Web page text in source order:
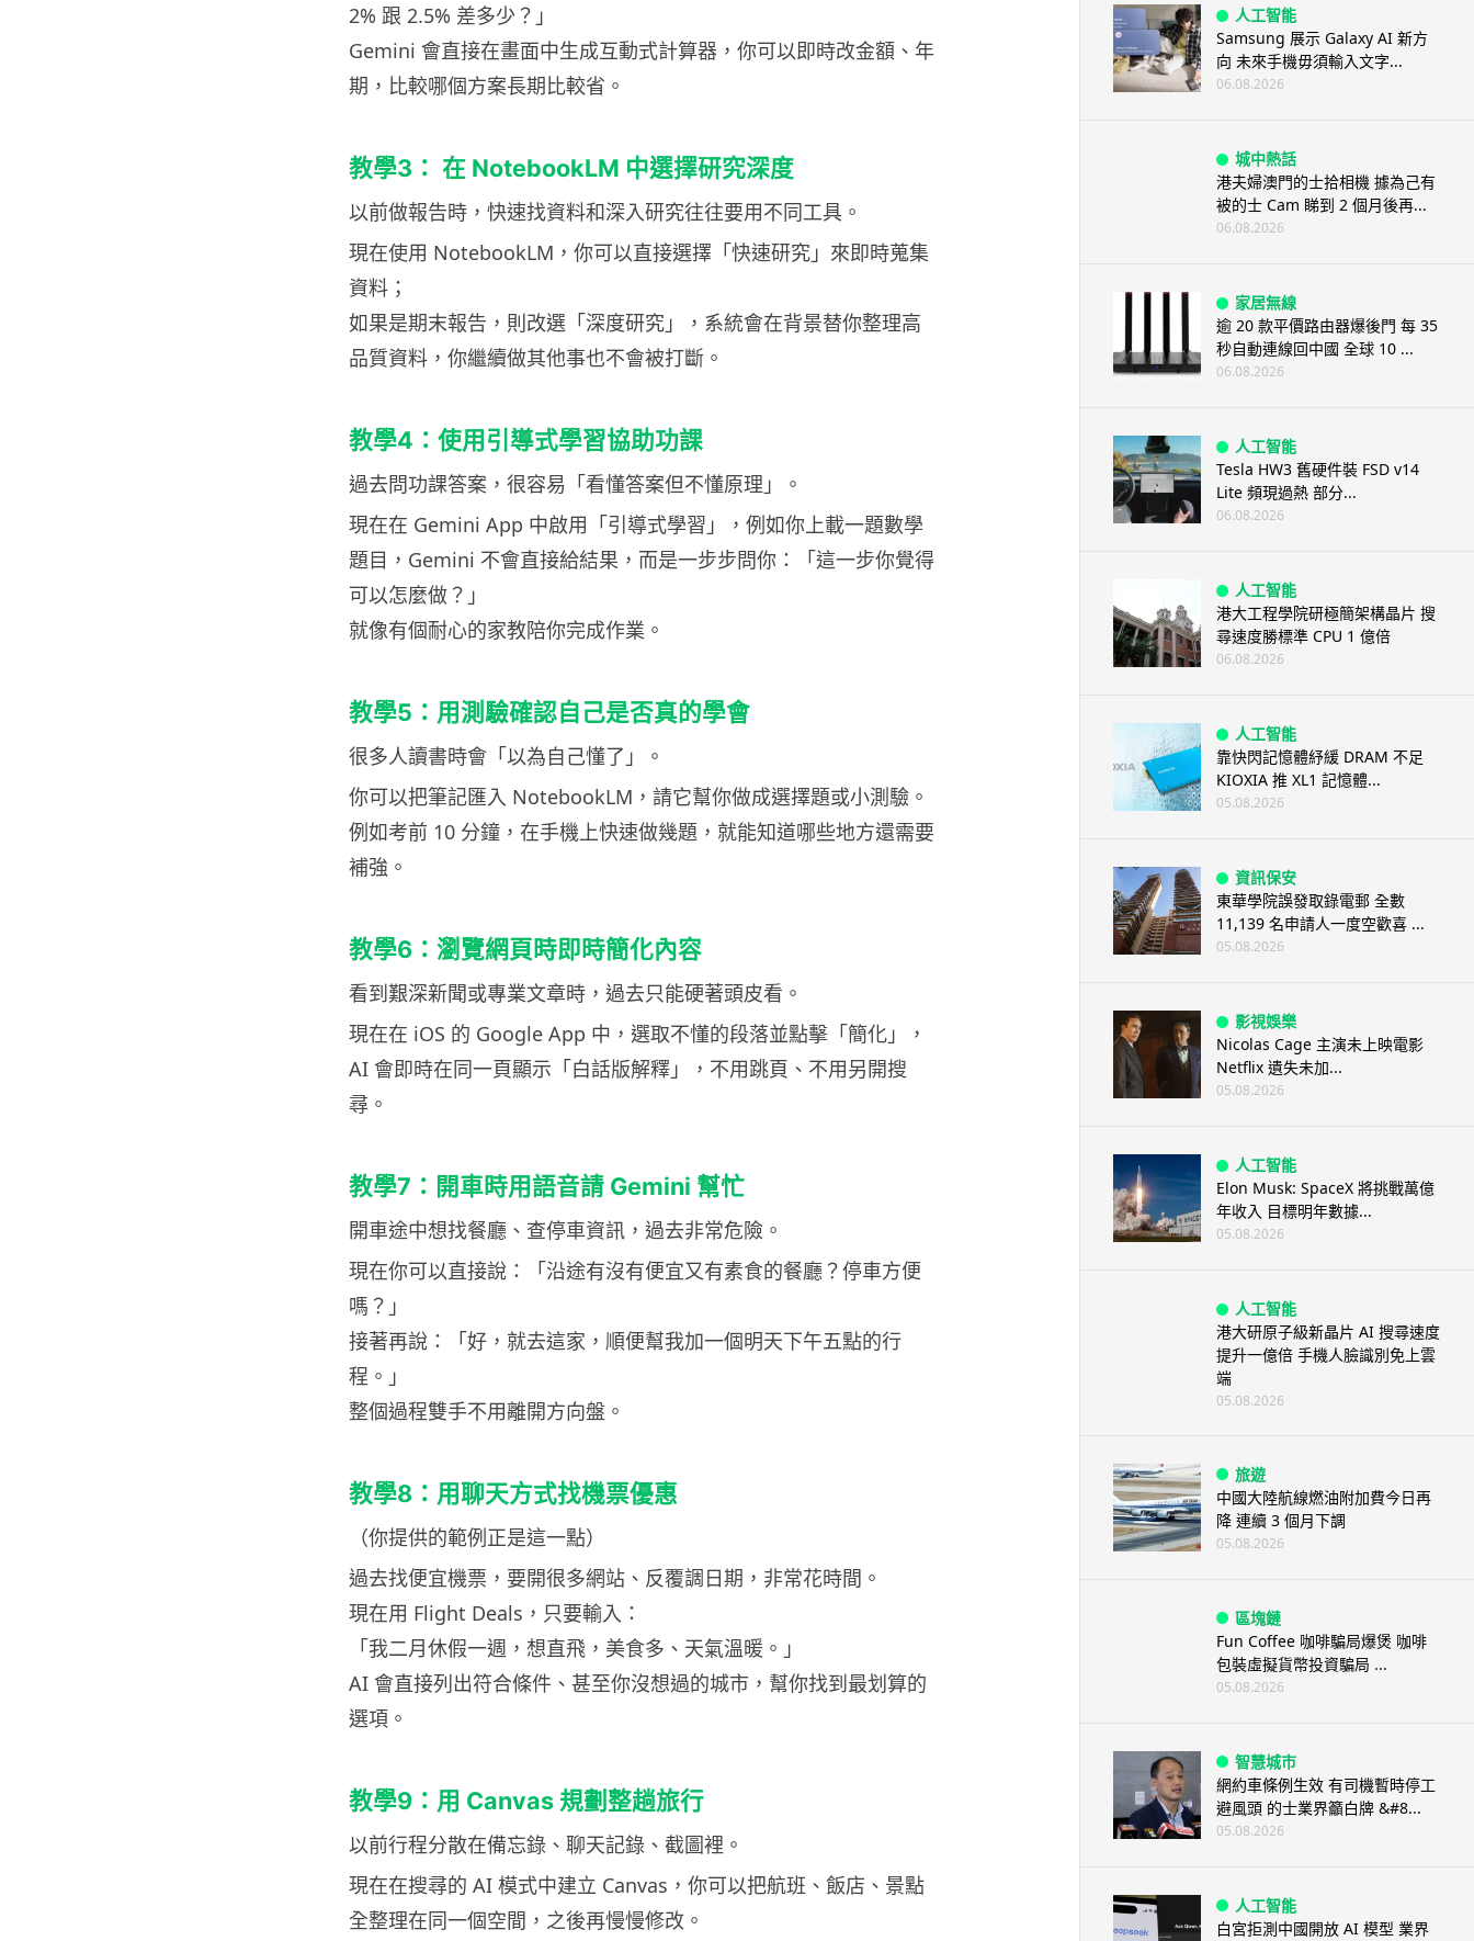
2% 跟 2.5% 差多少？」
Gemini 會直接在畫面中生成互動式計算器，你可以即時改金額、年
期，比較哪個方案長期比較省。
教學3： 在 NotebookLM 中選擇研究深度
以前做報告時，快速找資料和深入研究往往要用不同工具。
現在使用 NotebookLM，你可以直接選擇「快速研究」來即時蒐集
資料；
如果是期末報告，則改選「深度研究」，系統會在背景替你整理高
品質資料，你繼續做其他事也不會被打斷。
教學4：使用引導式學習協助功課
過去問功課答案，很容易「看懂答案但不懂原理」。
現在在 Gemini App 中啟用「引導式學習」，例如你上載一題數學
題目，Gemini 不會直接給結果，而是一步步問你：「這一步你覺得
可以怎麼做？」
就像有個耐心的家教陪你完成作業。
教學5：用測驗確認自己是否真的學會
很多人讀書時會「以為自己懂了」。
你可以把筆記匯入 NotebookLM，請它幫你做成選擇題或小測驗。
例如考前 10 分鐘，在手機上快速做幾題，就能知道哪些地方還需要
補強。
教學6：瀏覽網頁時即時簡化內容
看到艱深新聞或專業文章時，過去只能硬著頭皮看。
現在在 iOS 的 Google App 中，選取不懂的段落並點擊「簡化」，
AI 會即時在同一頁顯示「白話版解釋」，不用跳頁、不用另開搜
尋。
教學7：開車時用語音請 Gemini 幫忙
開車途中想找餐廳、查停車資訊，過去非常危險。
現在你可以直接說：「沿途有沒有便宜又有素食的餐廳？停車方便
嗎？」
接著再說：「好，就去這家，順便幫我加一個明天下午五點的行
程。」
整個過程雙手不用離開方向盤。
教學8：用聊天方式找機票優惠
（你提供的範例正是這一點）
過去找便宜機票，要開很多網站、反覆調日期，非常花時間。
現在用 Flight Deals，只要輸入：
「我二月休假一週，想直飛，美食多、天氣溫暖。」
AI 會直接列出符合條件、甚至你沒想過的城市，幫你找到最划算的
選項。
教學9：用 Canvas 規劃整趟旅行
以前行程分散在備忘錄、聊天記錄、截圖裡。
現在在搜尋的 AI 模式中建立 Canvas，你可以把航班、飯店、景點
全整理在同一個空間，之後再慢慢修改。
人工智能
Samsung 展示 Galaxy AI 新方
向 未來手機毋須輸入文字...
06.08.2026
城中熱話
港夫婦澳門的士拾相機 據為己有
被的士 Cam 睇到 2 個月後再...
06.08.2026
家居無線
逾 20 款平價路由器爆後門 每 35
秒自動連線回中國 全球 10 ...
06.08.2026
人工智能
Tesla HW3 舊硬件裝 FSD v14
Lite 頻現過熱 部分...
06.08.2026
人工智能
港大工程學院研極簡架構晶片 搜
尋速度勝標準 CPU 1 億倍
06.08.2026
人工智能
靠快閃記憶體紓緩 DRAM 不足
KIOXIA 推 XL1 記憶體...
05.08.2026
資訊保安
東華學院誤發取錄電郵 全數
11,139 名申請人一度空歡喜 ...
05.08.2026
影視娛樂
Nicolas Cage 主演未上映電影
Netflix 遺失未加...
05.08.2026
人工智能
Elon Musk: SpaceX 將挑戰萬億
年收入 目標明年數據...
05.08.2026
人工智能
港大研原子級新晶片 AI 搜尋速度
提升一億倍 手機人臉識別免上雲
端
05.08.2026
旅遊
中國大陸航線燃油附加費今日再
降 連續 3 個月下調
05.08.2026
區塊鏈
Fun Coffee 咖啡騙局爆煲 咖啡
包裝虛擬貨幣投資騙局 ...
05.08.2026
智慧城市
網約車條例生效 有司機暫時停工
避風頭 的士業界籲白牌 &#8...
05.08.2026
人工智能
白宮拒測中國開放 AI 模型 業界